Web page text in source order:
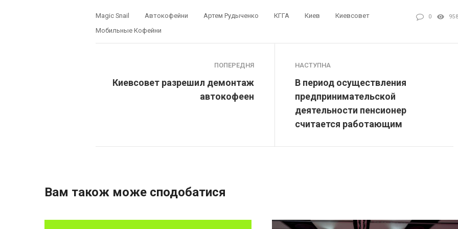
Magic Snail Автокофейни Артем Рудыченко КГГА Киев
Киевсовет
Мобильные Кофейни
0 958
ПОПЕРЕДНЯ
Киевсовет разрешил демонтаж
автокофеен
НАСТУПНА
В период осуществления
предпринимательской
деятельности пенсионер
считается работающим
Вам також може сподобатися